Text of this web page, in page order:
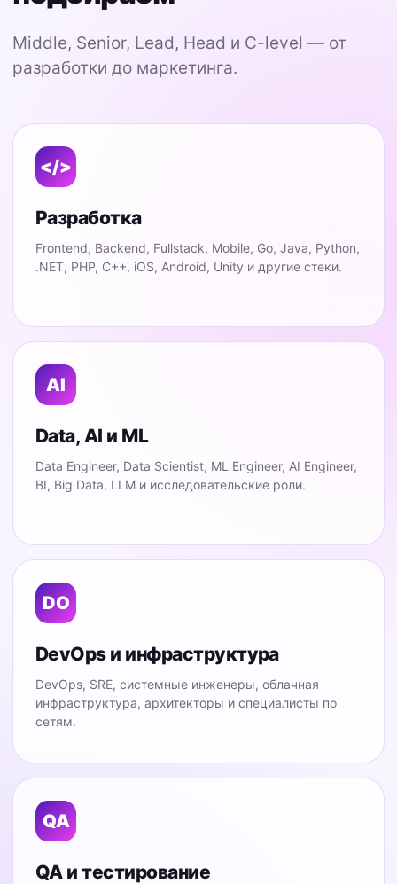
Middle, Senior, Lead, Head и C-level — от
разработки до маркетинга.
</>
Разработка
Frontend, Backend, Fullstack, Mobile, Go, Java, Python,
.NET, PHP, C++, iOS, Android, Unity и другие стеки.
AI
Data, AI и ML
Data Engineer, Data Scientist, ML Engineer, AI Engineer,
BI, Big Data, LLM и исследовательские роли.
DO
DevOps и инфраструктура
DevOps, SRE, системные инженеры, облачная
инфраструктура, архитекторы и специалисты по
сетям.
QA
QA и тестирование